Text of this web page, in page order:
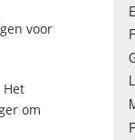
voor
Het
om